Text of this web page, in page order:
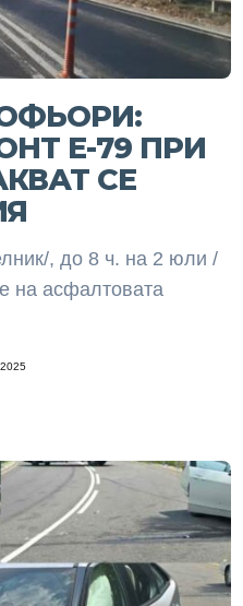
Е-79 ПРИ
СЕ
, до 8 ч. на 2 юли /
на асфалтовата